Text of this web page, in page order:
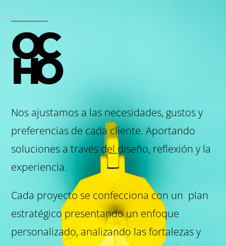
OC
HO
Nos ajustamos a las necesidades, gustos y
preferencias de cada cliente. Aportando
soluciones a través del diseño, reflexión y la
experiencia.
Cada proyecto se confecciona con un plan
estratégico presentando un enfoque
personalizado, analizando las fortalezas y